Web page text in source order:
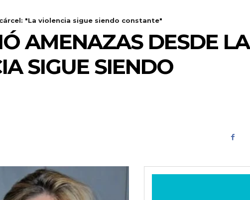
"La violencia sigue siendo constante"
AMENAZAS DESDE LA
SIGUE SIENDO